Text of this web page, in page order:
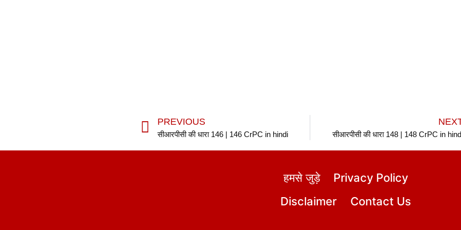
PREVIOUS
सीआरपीसी की धारा 146 | 146 CrPC in hindi सीआरपीसी की धारा 148 | 148 CrPC in
हमसे जुड़े
Privacy Policy
Disclaimer
Contact Us